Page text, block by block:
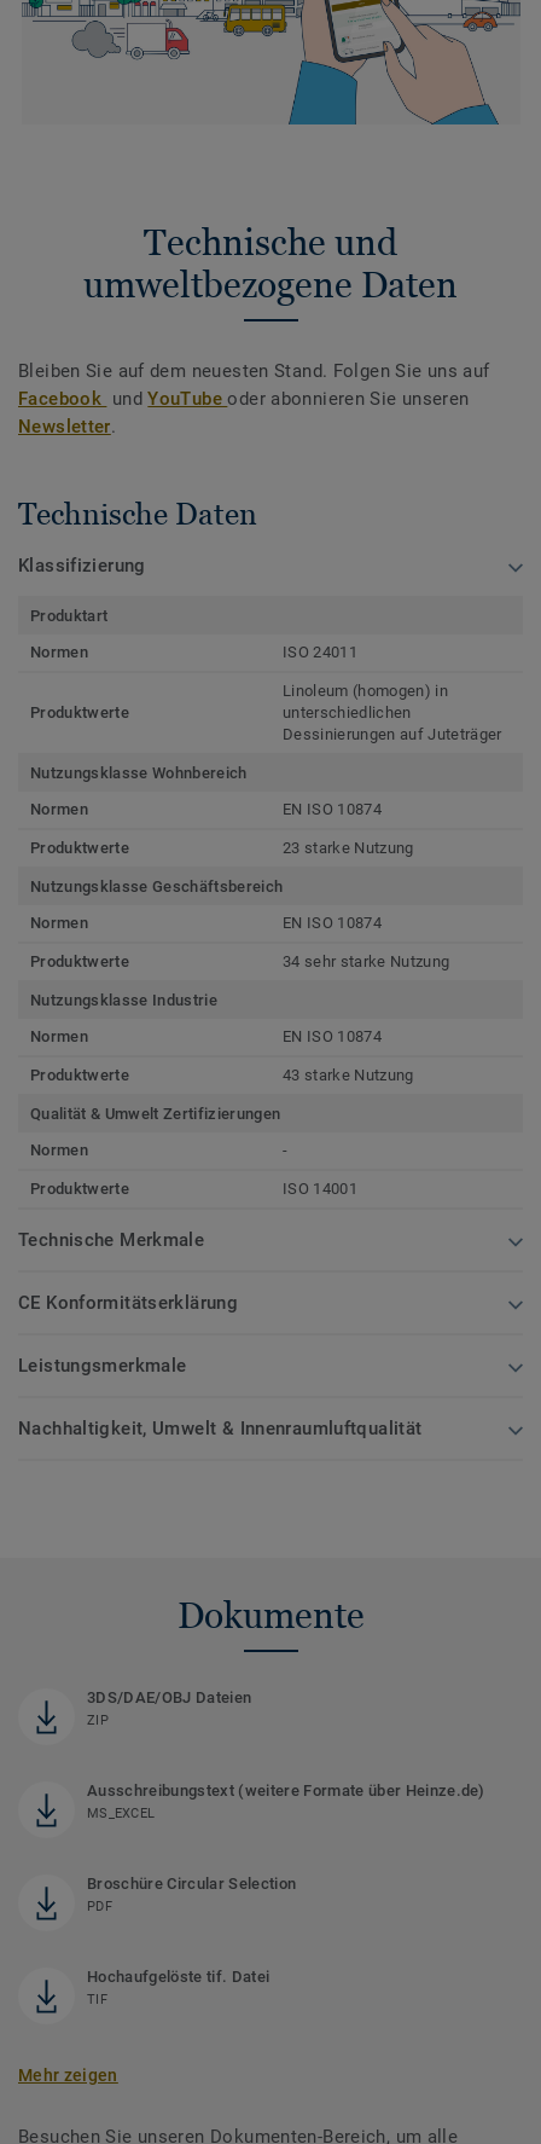
Technische und
umweltbezogene Daten
Bleiben Sie auf dem neuesten Stand. Folgen Sie uns auf
Facebook undYouTubeoder abonnieren Sie unseren
Newsletter.
Technische Daten
Klassifizierung
Produktart
Normen
ISO 24011
Produktwerte
Linoleum (homogen) in
unterschiedlichen
Dessinierungen auf Juteträger
Nutzungsklasse Wohnbereich
Normen
EN ISO 10874
Produktwerte 23 starke Nutzung
Nutzungsklasse Geschäftsbereich
Normen
EN ISO 10874
Produktwerte 34 sehr starke Nutzung
Nutzungsklasse Industrie
Normen
EN ISO 10874
Produktwerte 43 starke Nutzung
Qualität & Umwelt Zertifizierungen
Normen
-
Produktwerte ISO 14001
Technische Merkmale
CE Konformitätserklärung
Leistungsmerkmale
Nachhaltigkeit, Umwelt & Innenraumluftqualität
Dokumente
3DS/DAE/OBJ Dateien
ZIP
Ausschreibungstext (weitere Formate über Heinze.de)
MS_EXCEL
Broschüre Circular Selection
PDF
Hochaufgelöste tif. Datei
TIF
Mehr zeigen
Besuchen Sie unseren Dokumenten-Bereich, um alle